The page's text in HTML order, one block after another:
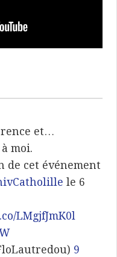
et…
moi.
de cet événement
le 6
LMgjfJmK0l
9